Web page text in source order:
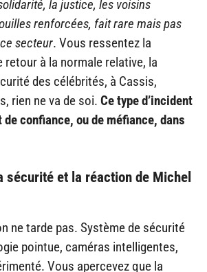
la justice, les voisins
renforcées, fait rare mais pas
secteur. Vous ressentez la
retour à la normale relative, la
des célébrités, à Cassis,
rien ne va de soi. Ce type d’incident
confiance, ou de méfiance, dans
sécurité et la réaction de Michel
ne tarde pas. Système de sécurité
pointue, caméras intelligentes,
Vous apercevez que la